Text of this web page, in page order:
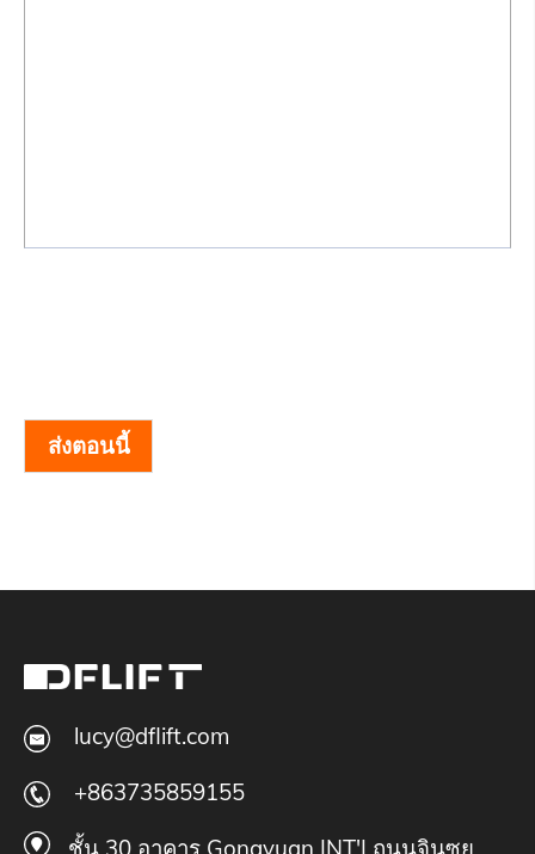
ส่งตอนนี้
lucy@dflift.com
+863735859155
ชั้น 30 อาคาร Gongyuan INT'I ถนนจินซุย